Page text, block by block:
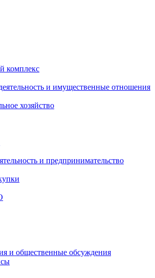
комплекс
и имущественные отношения
хозяйство
и предпринимательство
и общественные обсуждения